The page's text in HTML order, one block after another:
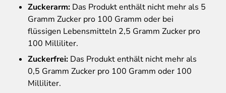
Zuckerarm: Das Produkt enthält nicht mehr als 5
Gramm Zucker pro 100 Gramm oder bei
flüssigen Lebensmitteln 2,5 Gramm Zucker pro
100 Milliliter.
Zuckerfrei: Das Produkt enthält nicht mehr als
0,5 Gramm Zucker pro 100 Gramm oder 100
Milliliter.